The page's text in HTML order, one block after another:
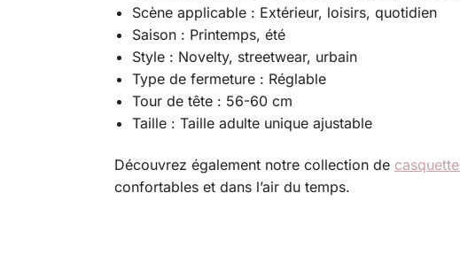
Scène applicable : Extérieur, loisirs, quotidien
Saison : Printemps, été
Style : Novelty, streetwear, urbain
Type de fermeture : Réglable
Tour de tête : 56-60 cm
Taille : Taille adulte unique ajustable
Découvrez également notre collection de
confortables et dans l’air du temps.